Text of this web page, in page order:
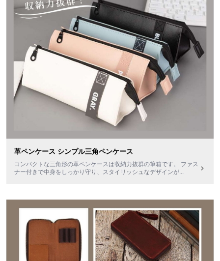
革ペンケース シンプル三角ペンケース
コンパクトな三角形の革ペンケースは収納力抜群の筆箱です。 ファス
ナー付きで中身をしっかり守り、スタイリッシュなデザインが...